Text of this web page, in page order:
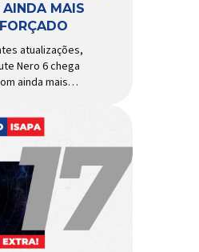
AINDA MAIS
atualizações,
Nero 6 chega
ainda mais
recreacional
de maior
de
chega em
6, sexta geração
vendido da
Extremamente
busca uma